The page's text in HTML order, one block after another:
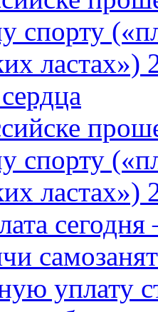
спорту
спорту
ластах»)
уплату